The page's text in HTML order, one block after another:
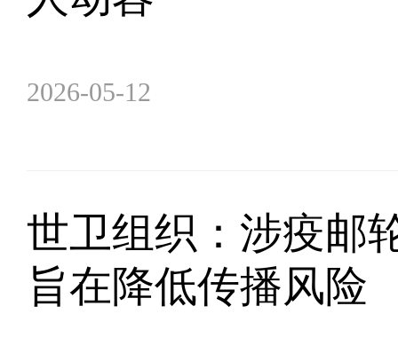
2026-05-12
世卫组织：涉疫邮
旨在降低传播风险